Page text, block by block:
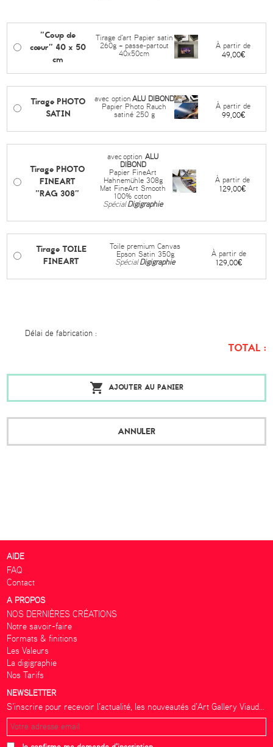
"Coup de
cœur" 40 x 50
cm
Tirage d'art Papier satin
260g + passe-partout
40x50cm
À partir de
49,00€
Tirage PHOTO
SATIN
avec option ALU DIBOND
Papier Photo Rauch
satiné 250 g
À partir de
99,00€
Tirage PHOTO
FINEART
"RAG 308"
avecoptionALU
DIBOND
Papier FineArt
Hahnemühle 308g
Mat FineArt Smooth
100% coton
SpécialDigigraphie
À partir de
129,00€
Tirage TOILE
FINEART
Toile premium Canvas
Epson Satin 350g
SpécialDigigraphie
À partir de
129,00€
Délai de fabrication :
TOTAL :
ANNULER
AJOUTER AU PANIER
AIDE
FAQ
Contact
A PROPOS
NOS DERNIÈRES CRÉATIONS
Notre savoir-faire
Formats & finitions
Les Valeurs
La digigraphie
Nos Tarifs
NEWSLETTER
S’inscrire pour recevoir l’actualité, les nouveautés d’Art Gallery Viaud...